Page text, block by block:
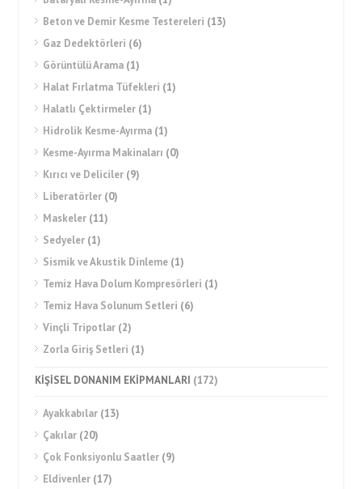
Beton ve Demir Kesme Testereleri (13)
Gaz Dedektörleri (6)
Görüntülü Arama (1)
Halat Fırlatma Tüfekleri (1)
Halatlı Çektirmeler (1)
Hidrolik Kesme-Ayırma (1)
Kesme-Ayırma Makinaları (0)
Kırıcı ve Deliciler (9)
Liberatörler (0)
Maskeler (11)
Sedyeler (1)
Sismik ve Akustik Dinleme (1)
Temiz Hava Dolum Kompresörleri (1)
Temiz Hava Solunum Setleri (6)
Vinçli Tripotlar (2)
Zorla Giriş Setleri (1)
KİŞİSEL DONANIM EKİPMANLARI (172)
Ayakkabılar (13)
Çakılar (20)
Çok Fonksiyonlu Saatler (9)
Eldivenler (17)